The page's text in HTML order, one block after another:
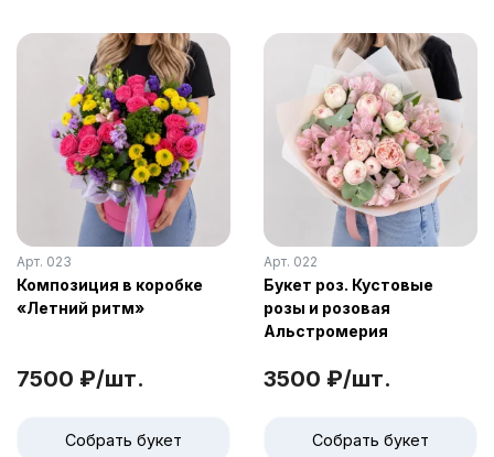
Арт. 023
Композиция в коробке
«Летний ритм»
7500 ₽/шт.
Собрать букет
Арт. 022
Букет роз. Кустовые
розы и розовая
Альстромерия
3500 ₽/шт.
Собрать букет